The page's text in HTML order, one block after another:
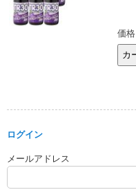
価格
ログイン
メールアドレス